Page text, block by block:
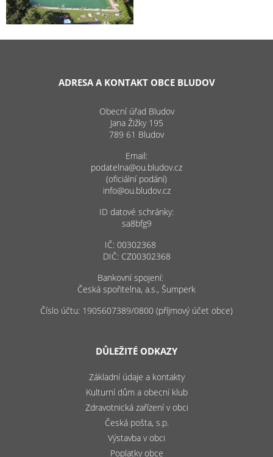
ADRESA A KONTAKT OBCE BLUDOV
Obecní úřad Bludov
Jana Žižky 195
789 61 Bludov
Email:
podatelna@ou.bludov.cz
(oficiální podání)
info@ou.bludov.cz
ID datové schránky:
sa8bfg9
IČ: 00302368
DIČ: CZ00302368
Bankovní spojení:
Česká spořitelna, a.s., Šumperk
Číslo účtu: 1905607389/0800 (příjmový účet obce)
DŮLEŽITÉ ODKAZY
Základní údaje a kontakty
Kulturní dům a obecní klub
Zdravotnická zařízení v obci
Česká pošta, s.p.
Výstavba v obci
Poplatky obce